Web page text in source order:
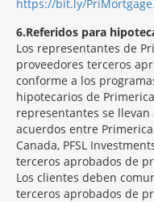
https://bit.ly/PriMortgage.
6 Referidos para
Los representantes de
proveedores terceros
conforme a los
hipotecarios de
representantes se
acuerdos entre
Canada, PFSL
terceros aprobados de
Los clientes deben
terceros aprobados de